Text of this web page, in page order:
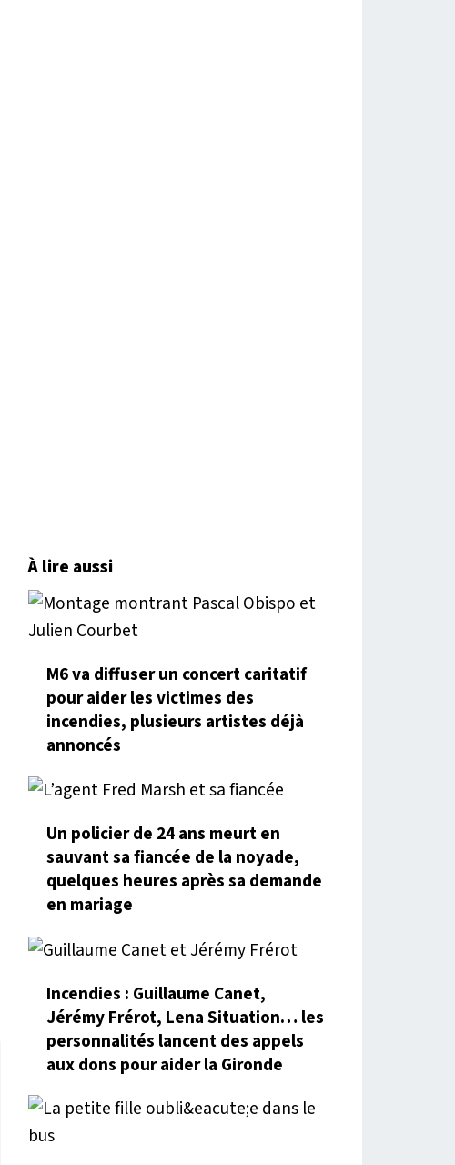
À lire aussi
M6 va diffuser un concert caritatif
pour aider les victimes des
incendies, plusieurs artistes déjà
annoncés
Un policier de 24 ans meurt en
sauvant sa fiancée de la noyade,
quelques heures après sa demande
en mariage
Incendies : Guillaume Canet,
Jérémy Frérot, Lena Situation… les
personnalités lancent des appels
aux dons pour aider la Gironde